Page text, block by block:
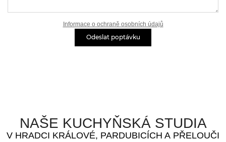
Informace o ochraně osobních údajů
Odeslat poptávku
NAŠE KUCHYŇSKÁ STUDIA
V HRADCI KRÁLOVÉ, PARDUBICÍCH A PŘELOUČI